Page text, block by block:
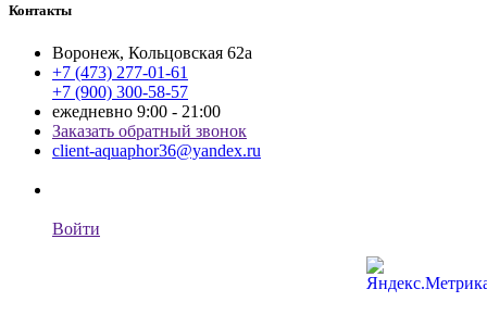
Контакты
Воронеж, Кольцовская 62а
+7 (473) 277-01-61
+7 (900) 300-58-57
ежедневно 9:00 - 21:00
Заказать обратный звонок
client-aquaphor36@yandex.ru
Войти